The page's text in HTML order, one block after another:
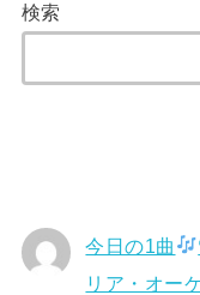
検索
今日の1曲
リア・オー